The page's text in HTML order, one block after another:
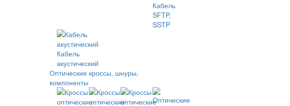
Кабель
SFTP,
SSTP
Кабель
акустический
Оптические кроссы, шнуры,
компоненты